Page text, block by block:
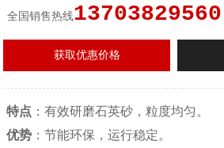
全国销售热线13703829560
获取优惠价格
特点 ：有效研磨石英砂，粒度均匀。
优势 ：节能环保，运行稳定。